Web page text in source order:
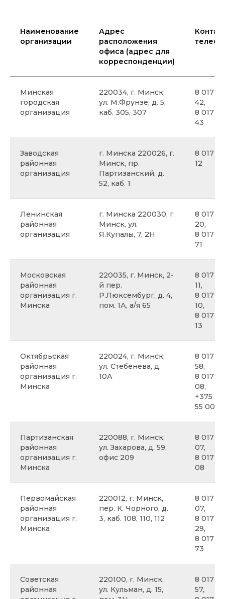
Наименование
организации
Адрес
расположения
офиса (адрес для
корреспонденции)
Минская
городская
организация
220034, г. Минск,
ул. М.Фрунзе, д. 5,
каб. 305, 307
8 017
42,
8 017
43
Заводская
районная
организация
г. Минска 220026, г.
Минск, пр.
Партизанский, д.
52, каб. 1
8 017
12
Ленинская
районная
организация
г. Минска 220030, г.
Минск, ул.
Я.Купалы, 7, 2Н
8 017
20,
8 017
71
Московская
районная
организация г.
Минска
220035, г. Минск, 2-
й пер.
Р.Люксембург, д. 4,
пом. 1А, а/я 65
8 017
11,
8 017
10,
8 017
13
Октябрьская
районная
организация г.
Минска
220024, г. Минск,
ул. Стебенева, д.
10А
8 017
58,
8 017
08,
+375
55 00
Партизанская
районная
организация г.
Минска
220088, г. Минск,
ул. Захарова, д. 59,
офис 209
8 017
07,
8 017
08
Первомайская
районная
организация г.
Минска
220012, г. Минск,
пер. К. Чорного, д.
3, каб. 108, 110, 112
8 017
07,
8 017
29,
8 017
73
Советская
районная
220100, г. Минск,
ул. Кульман, д. 15,
8 017
57,